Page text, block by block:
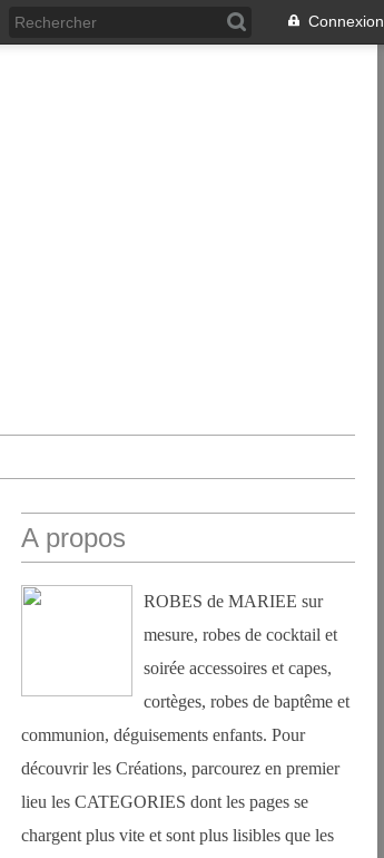
Connexion
A propos
ROBES de MARIEE sur
mesure, robes de cocktail et
soirée accessoires et capes,
cortèges, robes de baptême et
communion, déguisements enfants. Pour
découvrir les Créations, parcourez en premier
lieu les CATEGORIES dont les pages se
chargent plus vite et sont plus lisibles que les